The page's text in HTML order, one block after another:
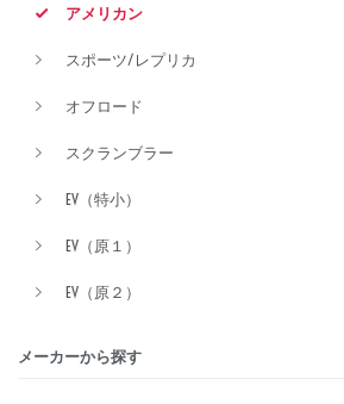
アメリカン
スポーツ/レプリカ
オフロード
スクランブラー
EV（特小）
EV（原１）
EV（原２）
メーカーから探す